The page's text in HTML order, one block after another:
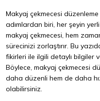
Makyaj çekmecesi
adımlardan biri, her şeyin yerli
makyaj çekmecesi, hem
sürecinizi zorlaştırır. Bu
fikirleri ile ilgili detaylı bilgiler
Böylece, makyaj çekmecesi
daha düzenli hem de daha
olabilirsiniz.